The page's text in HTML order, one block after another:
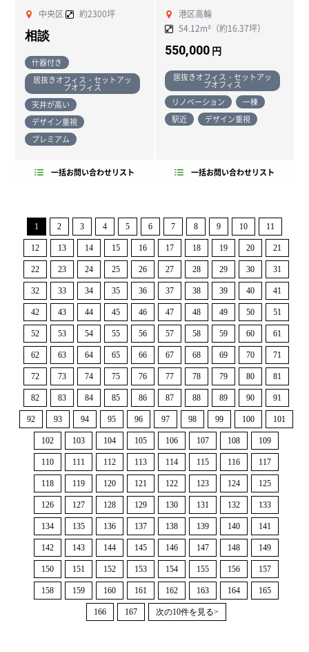
中央区 約2300坪
相談
什器付き
居抜きオフィス・セットアッ
プオフィス
天井が高い
デザイン重視
プレミアム
一括お問い合わせリスト
港区高輪
54.12m²（約16.37坪）
550,000 円
居抜きオフィス・セットアッ
プオフィス
リノベーション
一棟
駅近
デザイン重視
一括お問い合わせリスト
1 2 3 4 5 6 7 8 9 10 11
12 13 14 15 16 17 18 19 20 21
22 23 24 25 26 27 28 29 30 31
32 33 34 35 36 37 38 39 40 41
42 43 44 45 46 47 48 49 50 51
52 53 54 55 56 57 58 59 60 61
62 63 64 65 66 67 68 69 70 71
72 73 74 75 76 77 78 79 80 81
82 83 84 85 86 87 88 89 90 91
92 93 94 95 96 97 98 99 100 101
102 103 104 105 106 107 108 109
110 111 112 113 114 115 116 117
118 119 120 121 122 123 124 125
126 127 128 129 130 131 132 133
134 135 136 137 138 139 140 141
142 143 144 145 146 147 148 149
150 151 152 153 154 155 156 157
158 159 160 161 162 163 164 165
166 167 次の10件を見る>